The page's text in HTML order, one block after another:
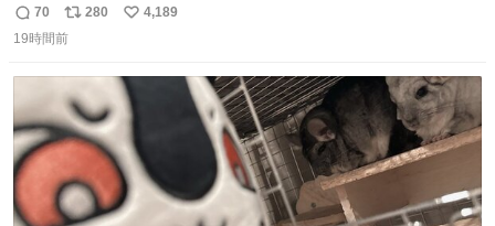
本郵政 @JapanPostHD_PR
返
信
70
リ
ポ
ト
数
280
い
数
4,189
19時間前